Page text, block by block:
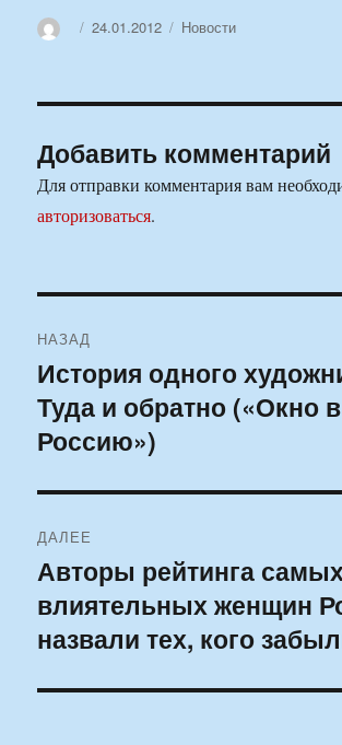
АвторОпубликовано
24.01.2012 Рубрики
Новости
Добавить комментарий
Для отправки комментария вам
авторизоваться.
по
записям
НАЗАД
Предыдущая
запись:
История одного
Туда и обратно («Окно в
Россию»)
ДАЛЕЕ
Следующая
запись:
Авторы рейтинга
влиятельных женщин
назвали тех, кого